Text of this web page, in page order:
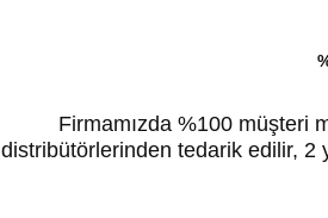
Firmamızda %100 müşteri
distribütörlerinden tedarik edilir, 2